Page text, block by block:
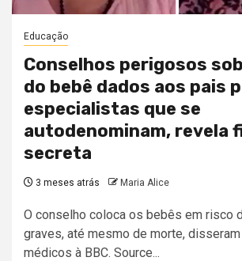
Educação
Conselhos perigosos
do bebê dados aos pais
especialistas que se
autodenominam, revela
secreta
3 meses atrás Maria Alice
O conselho coloca os bebês em risco
graves, até mesmo de morte,
médicos à BBC. Source...